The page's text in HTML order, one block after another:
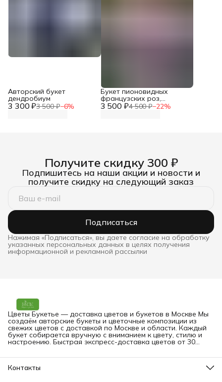
3 300 ₽3 500 ₽−6%
Авторский букет
дендробиум
3 500 ₽4 500 ₽−22%
Букет пионовидных
французских роз,
гортензии, альстромерии
Получите скидку 300 ₽
Подпишитесь на наши акции и новости и
получите скидку на следующий заказ
Подписаться
Нажимая «Подписаться», вы даете согласие на обработку
указанных персональных данных в целях получения
информационной и рекламной рассылки
Цветы Букетье — доставка цветов и букетов в Москве Мы
создаём авторские букеты и цветочные композиции из
свежих цветов с доставкой по Москве и области. Каждый
букет собирается вручную с вниманием к цвету, стилю и
настроению. Быстрая экспресс-доставка цветов от 30
заказать букет онлайн в любое время.
Контакты